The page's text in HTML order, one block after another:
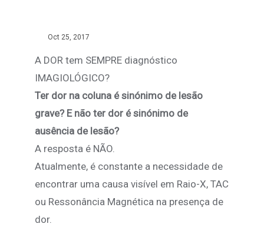
Oct 25, 2017
A DOR tem SEMPRE diagnóstico
IMAGIOLÓGICO?
Ter dor na coluna é sinónimo de lesão
grave? E não ter dor é sinónimo de
ausência de lesão?
A resposta é NÃO.
Atualmente, é constante a necessidade de
encontrar uma causa visível em Raio-X, TAC
ou Ressonância Magnética na presença de
dor.